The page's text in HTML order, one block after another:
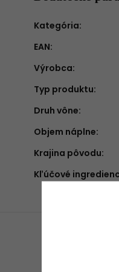
Kategória:
EAN:
Výrobca:
Typ produktu:
Druh vône:
Objem náplne:
Krajina pôvodu:
Kľúčové